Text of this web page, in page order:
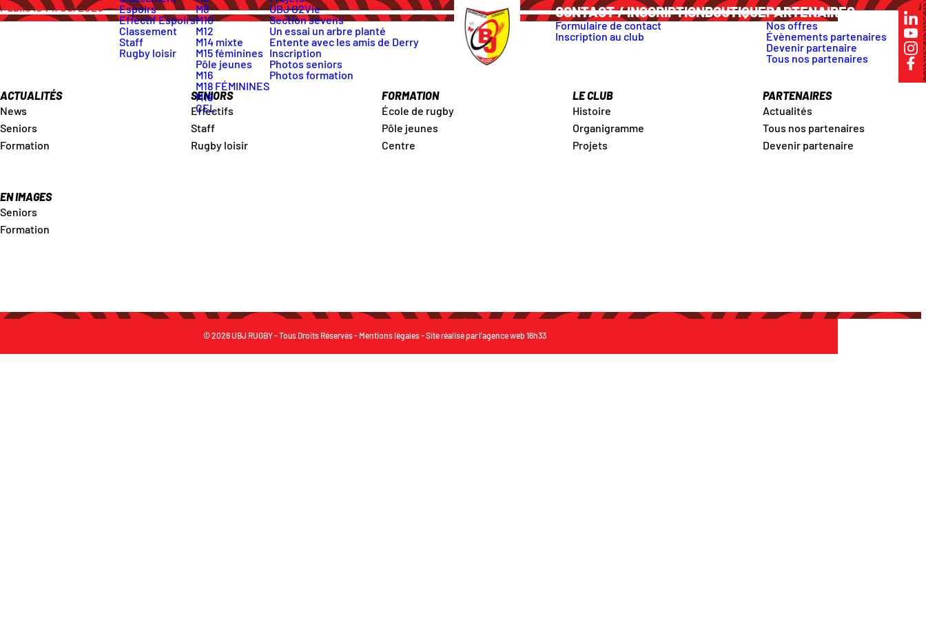
Espoirs
Effectif Espoirs
Classement
Staff
Rugby loisir
M8
M10
M12
M14 mixte
M15 féminines
Pôle jeunes
M16
M18 FÉMININES
M19
CEL
UBJ O2Vie
Section sevens
Un essai un arbre planté
Entente avec les amis de Derry
Inscription
Photos seniors
Photos formation
CONTACT / INSCRIPTION
Formulaire de contact
Inscription au club
BOUTIQUEPARTENAIRES
Nos offres
Évènements partenaires
Devenir partenaire
Tous nos partenaires
Publié le 14/05/2025
ACTUALITÉS
News
Seniors
Formation
SENIORS
Effectifs
Staff
Rugby loisir
FORMATION
École de rugby
Pôle jeunes
Centre
LE CLUB
Histoire
Organigramme
Projets
PARTENAIRES
Actualités
Tous nos partenaires
Devenir partenaire
EN IMAGES
Seniors
Formation
© 2026 UBJ RUGBY - Tous Droits Réservés - Mentions légales- Site réalisé parl’agence web 16h33